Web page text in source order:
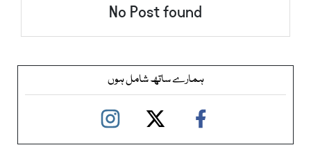
No Post found
ہمارے ساتھ شامل ہوں